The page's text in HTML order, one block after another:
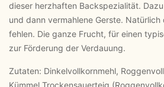
dieser herzhaften Backspezialität.
und dann vermahlene Gerste.
fehlen. Die ganze Frucht, für einen
zur Förderung der Verdauung.
Zutaten: Dinkelvollkornmehl,